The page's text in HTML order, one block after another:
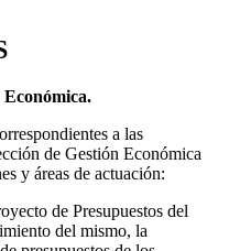
a las
de Gestión Económica
y áreas de actuación:
de Presupuestos del
del mismo, la